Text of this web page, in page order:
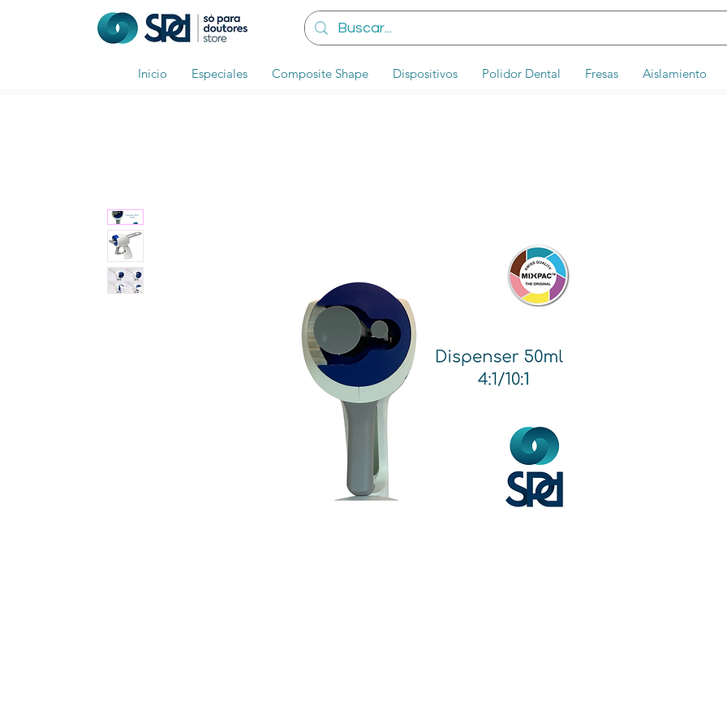
Inicio Especiales Composite Shape Dispositivos Polidor Dental Fresas Aislamiento